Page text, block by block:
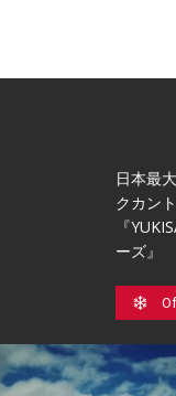
日本最
クカン
『
ーズ』